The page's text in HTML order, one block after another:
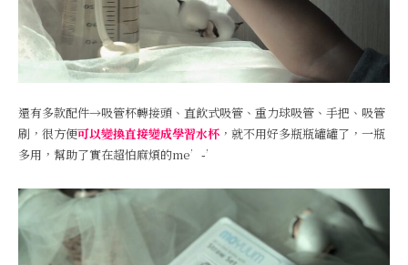
還有多款配件→吸管杯轉接頭、直飲式吸管、重力球吸管、手把、吸管
刷，很方便可以變換直接變成學習水杯 ，就不用好多瓶瓶罐罐了，一瓶
多用，幫助了實在超怕麻煩的me’֊’